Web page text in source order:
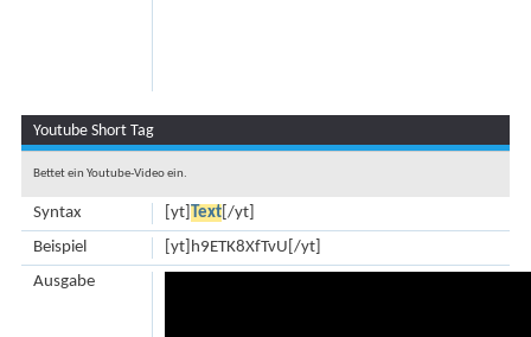
Youtube Short Tag
Bettet ein Youtube-Video ein.
[yt] Text[/yt]
Syntax
[yt]h9ETK8XfTvU[/yt]
Beispiel
Ausgabe